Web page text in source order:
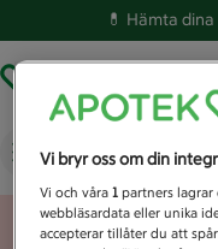
💊 Hämta
Vad letar du
Vi bryr oss om din
Vi och våra1 partners
webbläsardata eller unika
accepterar tillåter du att